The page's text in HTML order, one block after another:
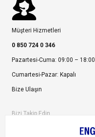
Müşteri Hizmetleri
0 850 724 0 346
Pazartesi-Cuma: 09:00 – 18:00
Cumartesi-Pazar: Kapalı
Bize Ulaşın
Bizi Takip Edin